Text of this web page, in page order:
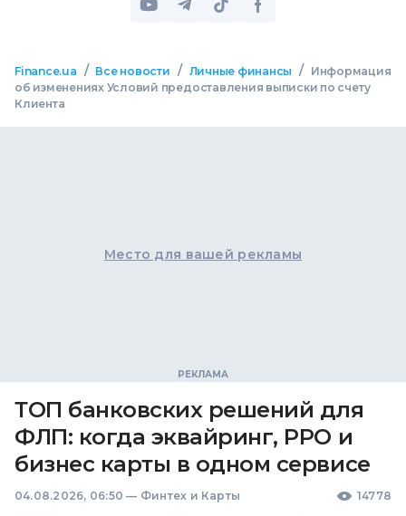
Finance.ua / Все новости / Личные финансы /
Информация
об изменениях Условий предоставления выписки по счету
Клиента
Место для вашей рекламы
ТОП банковских решений для
ФЛП: когда эквайринг, РРО и
бизнес карты в одном сервисе
04.08.2026, 06:50 — Финтех и Карты 14778